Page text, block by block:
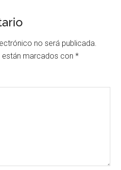
no será publicada.
están marcados con*